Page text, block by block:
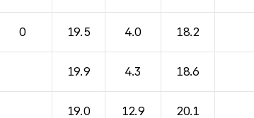
0 19.5 4.0 18.2
19.9 4.3 18.6
19.0 12.9 20.1